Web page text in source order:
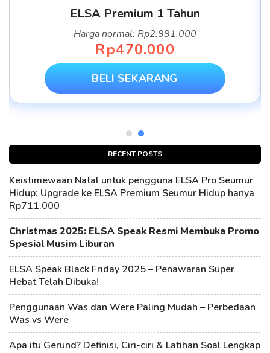
RECENT POSTS
Keistimewaan Natal untuk pengguna ELSA Pro Seumur
Hidup: Upgrade ke ELSA Premium Seumur Hidup hanya
Rp711.000
Christmas 2025: ELSA Speak Resmi Membuka Promo
Spesial Musim Liburan
ELSA Speak Black Friday 2025 – Penawaran Super
Hebat Telah Dibuka!
Penggunaan Was dan Were Paling Mudah – Perbedaan
Was vs Were
Apa itu Gerund? Definisi, Ciri-ciri & Latihan Soal Lengkap
ELSA Premium 1 Tahun
Harga normal: Rp2.991.000
Rp470.000
BELI SEKARANG